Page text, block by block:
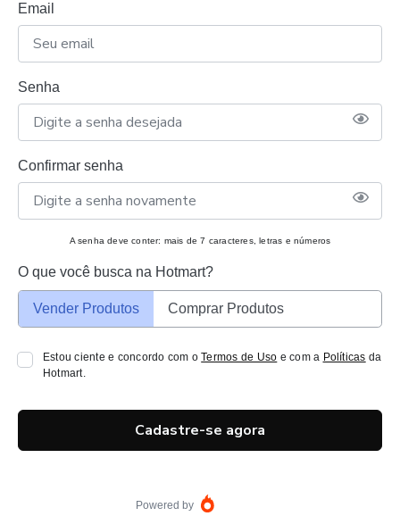
Email
Senha
Confirmar senha
A senha deve conter: mais de 7 caracteres, letras e números
O que você busca na Hotmart?
Vender Produtos Comprar Produtos
Estou ciente e concordo com oTermos de Uso e com a Políticas da
Hotmart.
Cadastre-se agora
Powered by